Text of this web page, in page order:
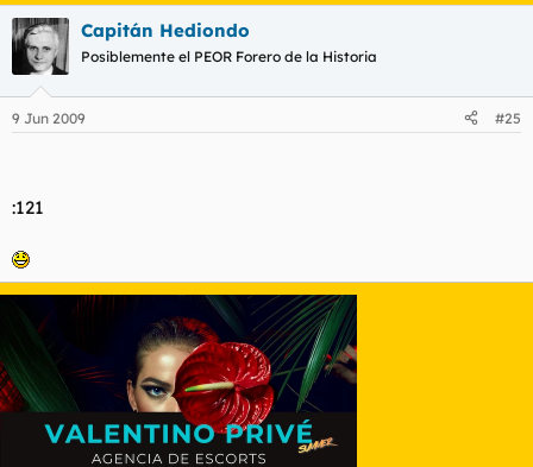
Capitán Hediondo
Posiblemente el PEOR Forero de la Historia
9 Jun 2009 #25
:121